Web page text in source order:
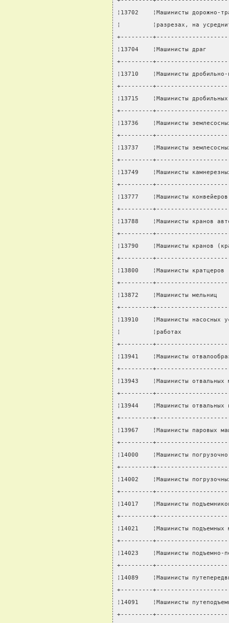
¦13702    ¦Машинисты
¦         ¦разрезах, на
+---------
¦13704    ¦Машинисты
+---------
¦13710    ¦Машинисты
+---------
¦13715    ¦Машинисты
+---------
¦13736    ¦Машинисты
+---------
¦13737    ¦Машинисты
+---------
¦13749    ¦Машинисты
+---------
¦13777    ¦Машинисты
+---------
¦13788    ¦Машинисты
+---------
¦13790    ¦Машинисты
+---------
¦13800    ¦Машинисты
+---------
¦13872    ¦Машинисты
+---------
¦13910    ¦Машинисты насосных
¦         ¦работах
+---------
¦13941    ¦Машинисты
+---------
¦13943    ¦Машинисты
+---------
¦13944    ¦Машинисты
+---------
¦13967    ¦Машинисты
+---------
¦14000    ¦Машинисты
+---------
¦14002    ¦Машинисты
+---------
¦14017    ¦Машинисты
+---------
¦14021    ¦Машинисты
+---------
¦14023    ¦Машинисты
+---------
¦14089    ¦Машинисты
+---------
¦14091    ¦Машинисты
+---------